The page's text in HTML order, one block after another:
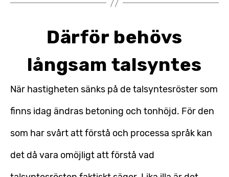
Därför behövs
långsam talsyntes
När hastigheten sänks på de talsyntesröster som
finns idag ändras betoning och tonhöjd. För den
som har svårt att förstå och processa språk kan
det då vara omöjligt att förstå vad